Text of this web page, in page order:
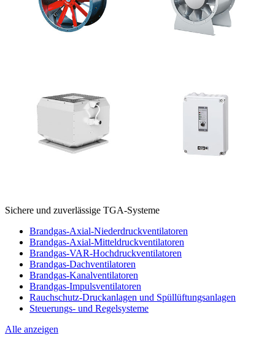
Sichere und zuverlässige TGA-Systeme
Brandgas-Axial-Niederdruckventilatoren
Brandgas-Axial-Mitteldruckventilatoren
Brandgas-VAR-Hochdruckventilatoren
Brandgas-Dachventilatoren
Brandgas-Kanalventilatoren
Brandgas-Impulsventilatoren
Rauchschutz-Druckanlagen und Spüllüftungsanlagen
Steuerungs- und Regelsysteme
Alle anzeigen